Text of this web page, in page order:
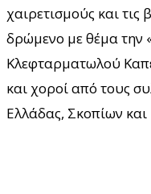
χαιρετισμούς και
δρώμενο με θέμα
Κλεφταρµατωλού
και χοροί από τους
Ελλάδας, Σκοπίων